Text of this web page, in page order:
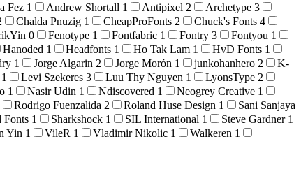
Fez 1 Andrew Shortall 1 Antipixel 2 Archetype 3
Chalda Pnuzig 1 CheapProFonts 2 Chuck's Fonts 4
0 Fenotype 1 Fontfabric 1 Fontry 3 Fontyou 1
Hanoded 1 Headfonts 1 Ho Tak Lam 1 HvD Fonts 1
1 Jorge Algarin 2 Jorge Morón 1 junkohanhero 2
K-
1 Levi Szekeres 3 Luu Thy Nguyen 1 LyonsType 2
1 Nasir Udin 1 Ndiscovered 1 Neogrey Creative 1
Rodrigo Fuenzalida 2 Roland Huse Design 1
Sani Sanjaya
Fonts 1 Sharkshock 1 SIL International 1 Steve Gardner 1
Yin 1 VileR 1 Vladimir Nikolic 1 Walkeren 1